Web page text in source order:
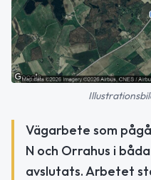
Vägarbete som
N och Orrahus i
avslutats. Arbetet